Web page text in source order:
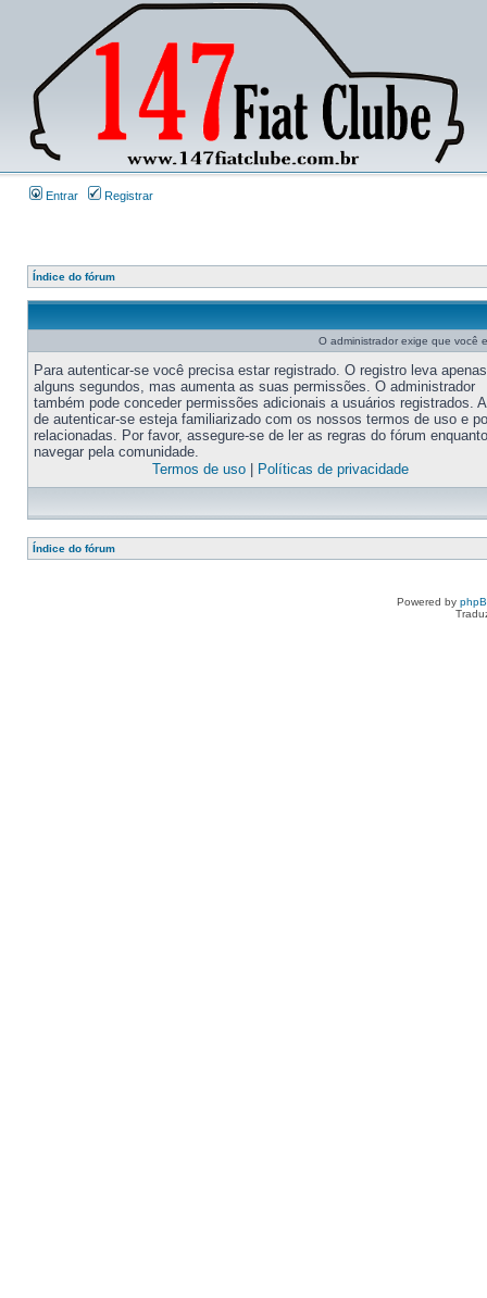
Entrar Registrar
Índice do fórum
O administrador exige que você
Para autenticar-se você precisa estar registrado. O registro leva apenas
alguns segundos, mas aumenta as suas permissões. O administrador
também pode conceder permissões adicionais a usuários registrados.
de autenticar-se esteja familiarizado com os nossos termos de uso e
relacionadas. Por favor, assegure-se de ler as regras do fórum enquanto
navegar pela comunidade.
Termos de uso| Políticas de privacidade
Índice do fórum
Powered by